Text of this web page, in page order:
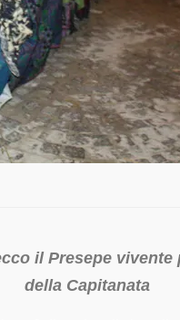
il Presepe vivente
della Capitanata